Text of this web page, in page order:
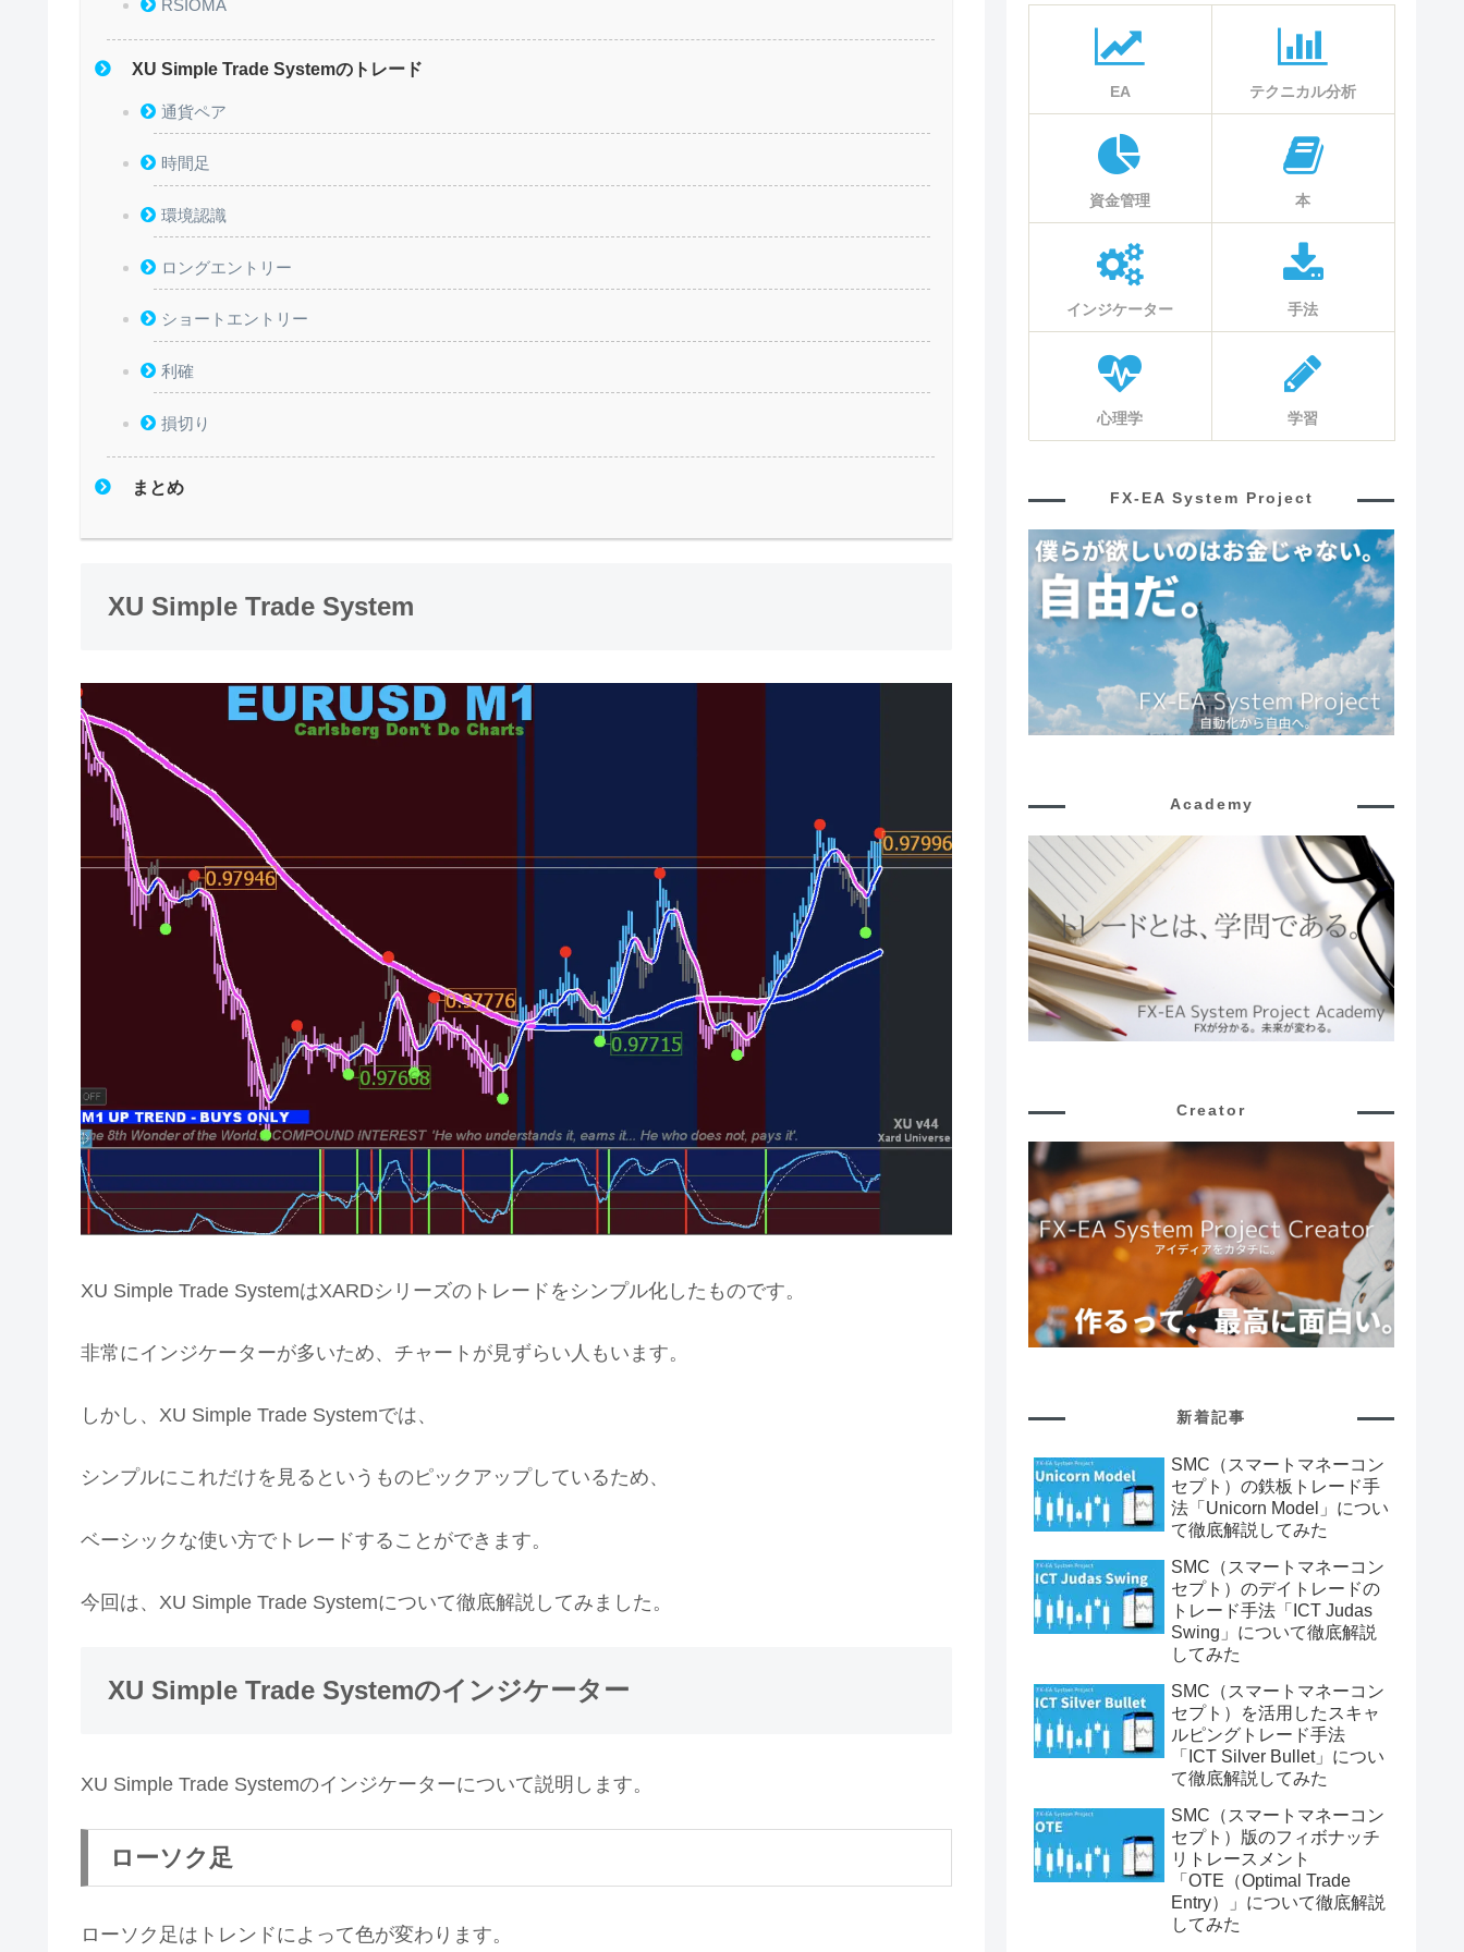
RSIOMA
XU Simple Trade Systemのトレード
通貨ペア
時間足
環境認識
ロングエントリー
ショートエントリー
利確
損切り
まとめ
XU Simple Trade System
XU Simple Trade SystemはXARDシリーズのトレードをシンプル化したものです。
非常にインジケーターが多いため、チャートが見ずらい人もいます。
しかし、XU Simple Trade Systemでは、
シンプルにこれだけを見るというものピックアップしているため、
ベーシックな使い方でトレードすることができます。
今回は、XU Simple Trade Systemについて徹底解説してみました。
XU Simple Trade Systemのインジケーター
XU Simple Trade Systemのインジケーターについて説明します。
ローソク足
ローソク足はトレンドによって色が変わります。
EA テクニカル分析
資金管理 本
インジケーター 手法
心理学 学習
FX-EA System Project
Academy
Creator
新着記事
SMC（スマートマネーコン
セプト）の鉄板トレード手
法「Unicorn Model」につい
て徹底解説してみた
SMC（スマートマネーコン
セプト）のデイトレードの
トレード手法「ICT Judas
Swing」について徹底解説
してみた
SMC（スマートマネーコン
セプト）を活用したスキャ
ルピングトレード手法
「ICT Silver Bullet」につい
て徹底解説してみた
SMC（スマートマネーコン
セプト）版のフィボナッチ
リトレースメント
「OTE（Optimal Trade
Entry）」について徹底解説
してみた